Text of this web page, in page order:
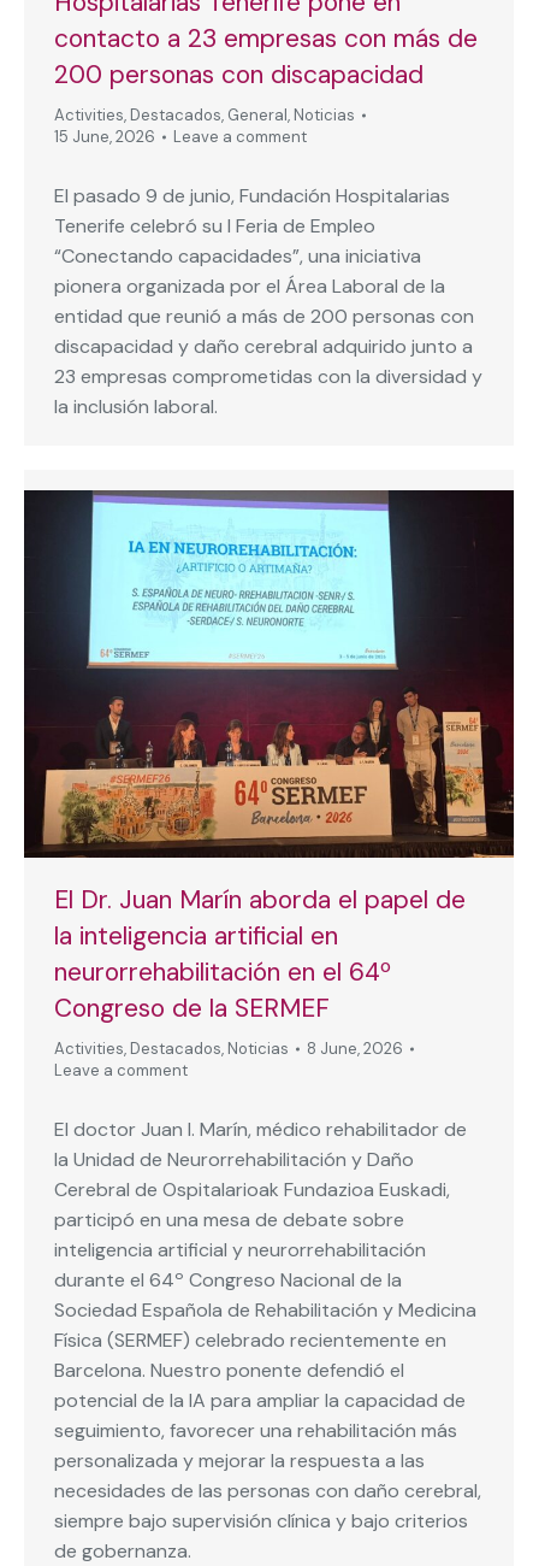
contacto a 23 empresas con más de
200 personas con discapacidad
Activities, Destacados, General, Noticias
15 June, 2026
Leave a comment
El pasado 9 de junio, Fundación Hospitalarias
Tenerife celebró su I Feria de Empleo
“Conectando capacidades”, una iniciativa
pionera organizada por el Área Laboral de la
entidad que reunió a más de 200 personas con
discapacidad y daño cerebral adquirido junto a
23 empresas comprometidas con la diversidad y
la inclusión laboral.
El Dr. Juan Marín aborda el papel de
la inteligencia artificial en
neurorrehabilitación en el 64º
Congreso de la SERMEF
Activities, Destacados, Noticias
8 June, 2026
Leave a comment
El doctor Juan I. Marín, médico rehabilitador de
la Unidad de Neurorrehabilitación y Daño
Cerebral de Ospitalarioak Fundazioa Euskadi,
participó en una mesa de debate sobre
inteligencia artificial y neurorrehabilitación
durante el 64º Congreso Nacional de la
Sociedad Española de Rehabilitación y Medicina
Física (SERMEF) celebrado recientemente en
Barcelona. Nuestro ponente defendió el
potencial de la IA para ampliar la capacidad de
seguimiento, favorecer una rehabilitación más
personalizada y mejorar la respuesta a las
necesidades de las personas con daño cerebral,
siempre bajo supervisión clínica y bajo criterios
de gobernanza.